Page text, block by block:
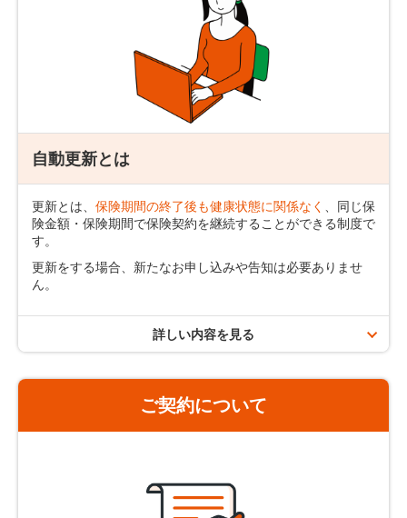
18歳～80歳
18歳～70歳
18歳～60歳
保険期間10年の場合
ご契約者さまからのお申し出がない限り、保険契約は保険期
新されます。
更新後の保険料は、更新時の被保険者の満年齢および更新時
歳満了タイプ
18歳～50歳
自動更新とは
更新とは、 保険期間の終了後も健康状態に関係なく
、同じ保
険金額・保険期間で保険契約を継続することができる制度で
す。
更新をする場合、新たなお申し込みや告知は必要ありませ
ん。
自動更新のご案内
た方で、保険期間満了日の翌日（更新日）の年齢が89歳以
詳しい内容を見る
ご契約について